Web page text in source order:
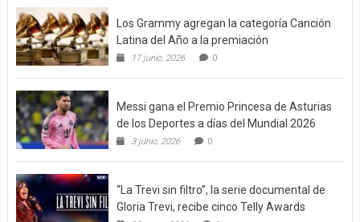
Los Grammy agregan la categoría Canción
Latina del Año a la premiación
17 junio, 2026 0
Messi gana el Premio Princesa de Asturias
de los Deportes a días del Mundial 2026
3 junio, 2026 0
“La Trevi sin filtro”, la serie documental de
Gloria Trevi, recibe cinco Telly Awards